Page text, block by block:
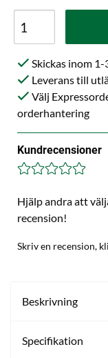
Skickas inom
Leverans till
Välj
orderhantering
Kundrecensioner
Hjälp andra att
recension!
Skriv en recension,
Beskrivning
Specifikation